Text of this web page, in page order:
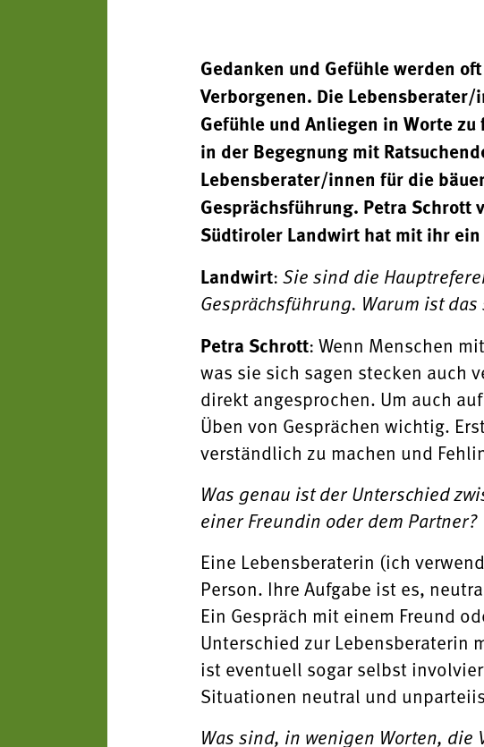
Gedanken und Gefühle werden
Verborgenen. Die
Gefühle und Anliegen in Worte
in der Begegnung mit
Lebensberater/innen für die
Gesprächsführung. Petra Schrott
Südtiroler Landwirt hat mit ihr
Landwirt: Sie sind die
Gesprächsführung. Warum ist das
Petra Schrott: Wenn Menschen
was sie sich sagen stecken auch
direkt angesprochen. Um auch
Üben von Gesprächen wichtig.
verständlich zu machen und
Was genau ist der Unterschied
einer Freundin oder dem Partner?
Eine Lebensberaterin (ich
Person. Ihre Aufgabe ist es,
Ein Gespräch mit einem Freund
Unterschied zur Lebensberaterin
ist eventuell sogar selbst
Situationen neutral und
Was sind, in wenigen Worten, die